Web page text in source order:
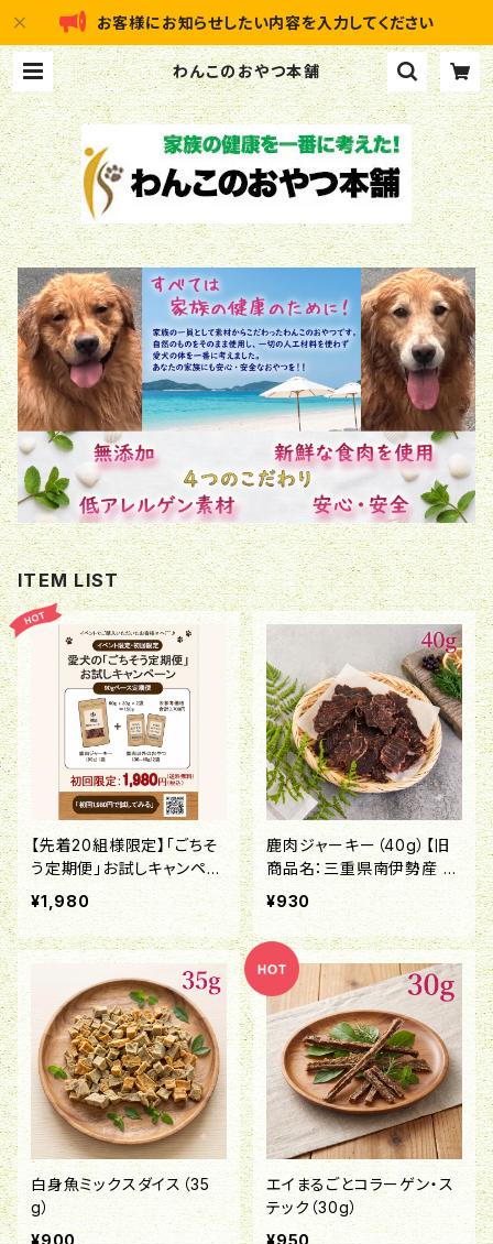
お客様にお知らせしたい内容を入力してください
わんこのおやつ本舗
ITEM LIST
【先着20組様限定】「ごちそ
う定期便」お試しキャンペー
ン！
¥1,980
鹿肉ジャーキー（40g）【旧
商品名：三重県南伊勢産 鹿
肉ジャーキー】
¥930
白身魚ミックスダイス（35
g）
エイまるごとコラーゲン・ス
テック（30g）